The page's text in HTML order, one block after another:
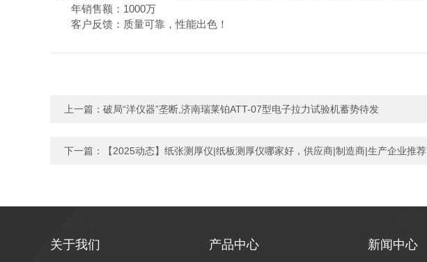
年销售额：1000万
客户反馈：质量可靠，性能出色！
上一篇： 破局“洋仪器”垄断,济南瑞莱铂ATT-07型电子拉力试验机蓄势待发
下一篇： 【2025动态】纸张测厚仪|纸板测厚仪哪家好，供应商|制造商|生产企业推荐
关于我们 产品中心 新闻中心